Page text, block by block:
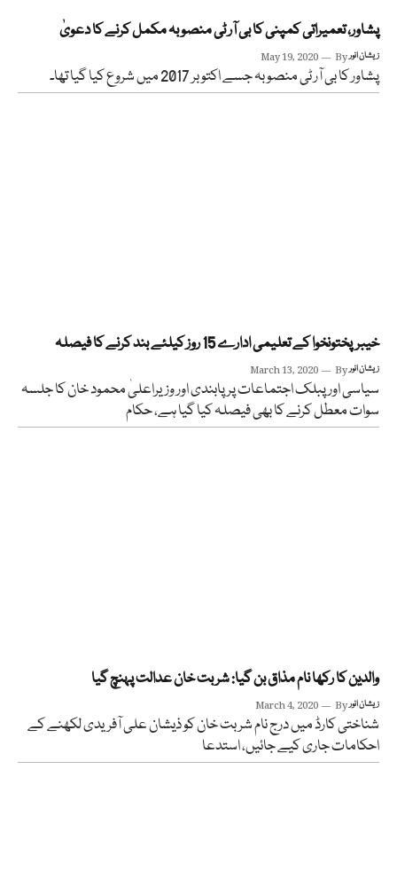
پشاور، تعمیراتی کمپنی کا بی آر ٹی منصوبہ مکمل کرنے کا دعویٰ
May 19, 2020 Byزیشان انور
پشاور کا بی آر ٹی منصوبہ جسے اکتوبر 2017 میں شروع کیا گیا تھا۔
خیبرپختونخوا کے تعلیمی ادارے 15 روز کیلئے بند کرنے کا فیصلہ
March 13, 2020 Byزیشان انور
سیاسی اور پبلک اجتماعات پر پابندی اور وزیراعلیٰ محمود خان کا جلسہ
سوات معطل کرنے کا بھی فیصلہ کیا گیا ہے، حکام
والدین کا رکھا نام مذاق بن گیا: شربت خان عدالت پہنچ گیا
March 4, 2020 Byزیشان انور
شناختی کارڈ میں درج نام شربت خان کو ذیشان علی آفریدی لکھنے کے
احکامات جاری کیے جائیں، استدعا